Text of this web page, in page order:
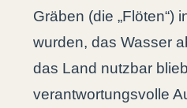
Gräben (die „Flöten“)
wurden, das Wasser
das Land nutzbar
verantwortungsvolle